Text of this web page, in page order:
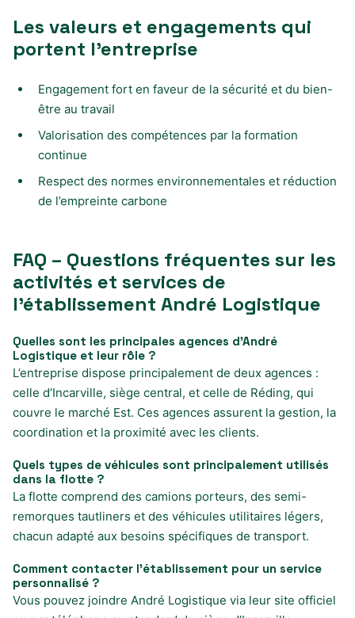
Les valeurs et engagements qui
portent l’entreprise
Engagement fort en faveur de la sécurité et du bien-
être au travail
Valorisation des compétences par la formation
continue
Respect des normes environnementales et réduction
de l’empreinte carbone
FAQ – Questions fréquentes sur les
activités et services de
l’établissement André Logistique
Quelles sont les principales agences d’André
Logistique et leur rôle ?
L’entreprise dispose principalement de deux agences :
celle d’Incarville, siège central, et celle de Réding, qui
couvre le marché Est. Ces agences assurent la gestion, la
coordination et la proximité avec les clients.
Quels types de véhicules sont principalement utilisés
dans la flotte ?
La flotte comprend des camions porteurs, des semi-
remorques tautliners et des véhicules utilitaires légers,
chacun adapté aux besoins spécifiques de transport.
Comment contacter l’établissement pour un service
personnalisé ?
Vous pouvez joindre André Logistique via leur site officiel